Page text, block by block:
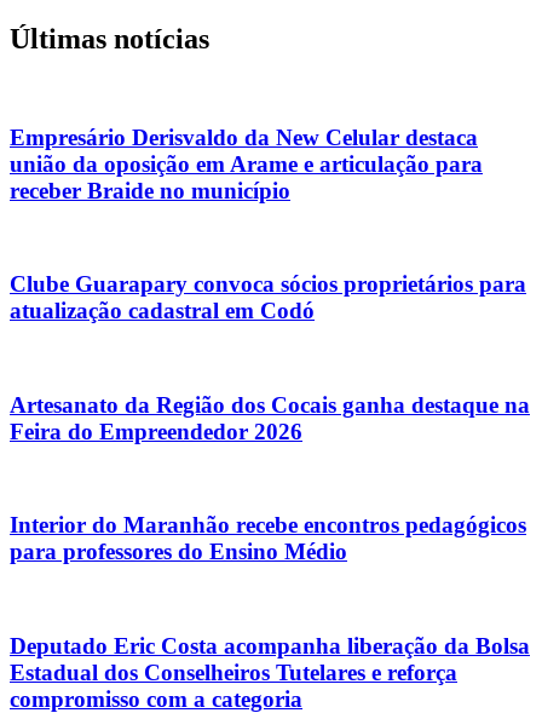
Últimas notícias
Empresário Derisvaldo da New Celular destaca
união da oposição em Arame e articulação para
receber Braide no município
Clube Guarapary convoca sócios proprietários para
atualização cadastral em Codó
Artesanato da Região dos Cocais ganha destaque na
Feira do Empreendedor 2026
Interior do Maranhão recebe encontros pedagógicos
para professores do Ensino Médio
Deputado Eric Costa acompanha liberação da Bolsa
Estadual dos Conselheiros Tutelares e reforça
compromisso com a categoria